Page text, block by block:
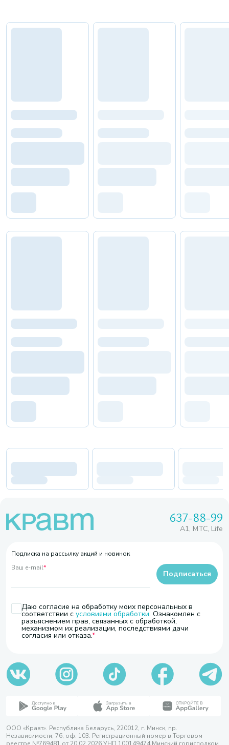
637-88-99
A1, МТС, Life
Подписка на рассылку акций и новинок
Ваш e-mail*
Даю согласие на обработку моих персональных в
соответствии с условиями обработки. Ознакомлен с
разъяснением прав, связанных с обработкой,
механизмом их реализации, последствиями дачи
согласия или отказа.
Подписаться
ООО «Кравт». Республика Беларусь, 220012, г. Минск, пр.
Независимости, 76, оф. 103. Регистрационный номер в Торговом